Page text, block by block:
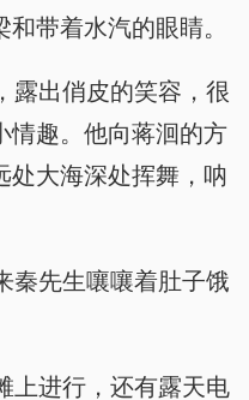
带着水汽的眼睛。
露出俏皮的笑容，很
情趣。他向蒋洄的方
处大海深处挥舞，呐
秦先生嚷嚷着肚子饿
上进行，还有露天电